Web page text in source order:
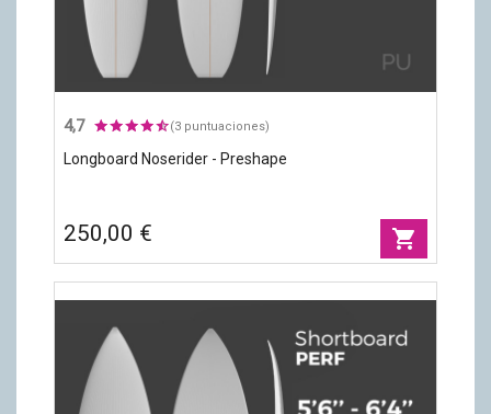
4,7 (3 puntuaciones)
Longboard Noserider - Preshape
250,00 € shopping_cart